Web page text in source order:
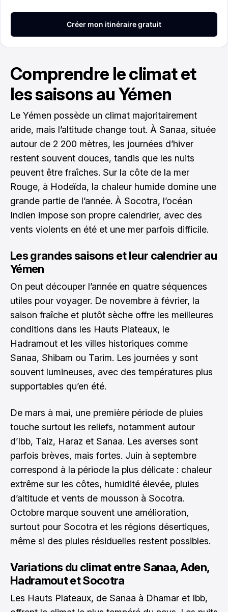
Comprendre le climat et
les saisons au Yémen
Le Yémen possède un climat majoritairement
aride, mais l’altitude change tout. À Sanaa, située
autour de 2 200 mètres, les journées d’hiver
restent souvent douces, tandis que les nuits
peuvent être fraîches. Sur la côte de la mer
Rouge, à Hodeïda, la chaleur humide domine une
grande partie de l’année. À Socotra, l’océan
Indien impose son propre calendrier, avec des
vents violents en été et une mer parfois difficile.
Les grandes saisons et leur calendrier au
Yémen
On peut découper l’année en quatre séquences
utiles pour voyager. De novembre à février, la
saison fraîche et plutôt sèche offre les meilleures
conditions dans les Hauts Plateaux, le
Hadramout et les villes historiques comme
Sanaa, Shibam ou Tarim. Les journées y sont
souvent lumineuses, avec des températures plus
supportables qu’en été.
De mars à mai, une première période de pluies
touche surtout les reliefs, notamment autour
d’Ibb, Taiz, Haraz et Sanaa. Les averses sont
parfois brèves, mais fortes. Juin à septembre
correspond à la période la plus délicate : chaleur
extrême sur les côtes, humidité élevée, pluies
d’altitude et vents de mousson à Socotra.
Octobre marque souvent une amélioration,
surtout pour Socotra et les régions désertiques,
même si des pluies résiduelles restent possibles.
Variations du climat entre Sanaa, Aden,
Hadramout et Socotra
Les Hauts Plateaux, de Sanaa à Dhamar et Ibb,